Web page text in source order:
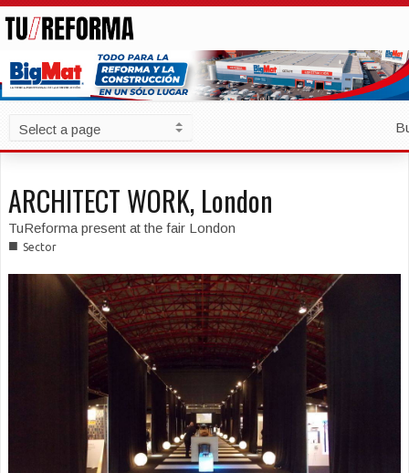
ARCHITECT WORK, London
TuReforma present at the fair London
■ Sector